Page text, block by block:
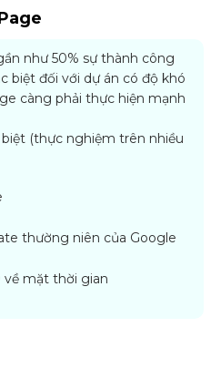
như 50% sự thành công
biệt đối với dự án có độ khó
càng phải thực hiện mạnh
(thực nghiệm trên nhiều
thường niên của Google
về mặt thời gian